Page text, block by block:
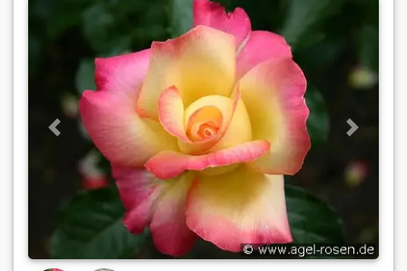
Previous Next